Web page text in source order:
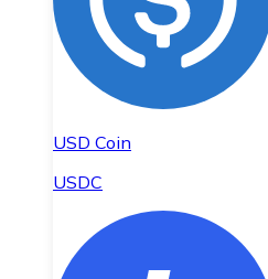
USD Coin
USDC